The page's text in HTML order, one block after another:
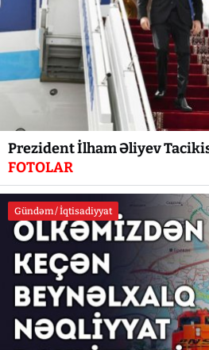
Prezident İlham Əliyev
FOTOLAR
Gündəm / İqtisadiyyat